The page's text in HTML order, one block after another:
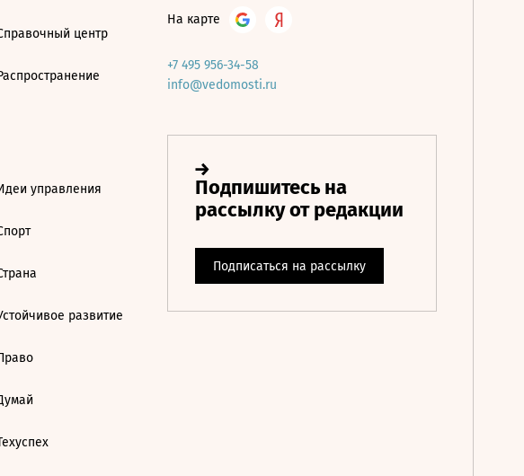
центр
управления
развитие
На карте
+7 495 956-34-58
info@vedomosti.ru